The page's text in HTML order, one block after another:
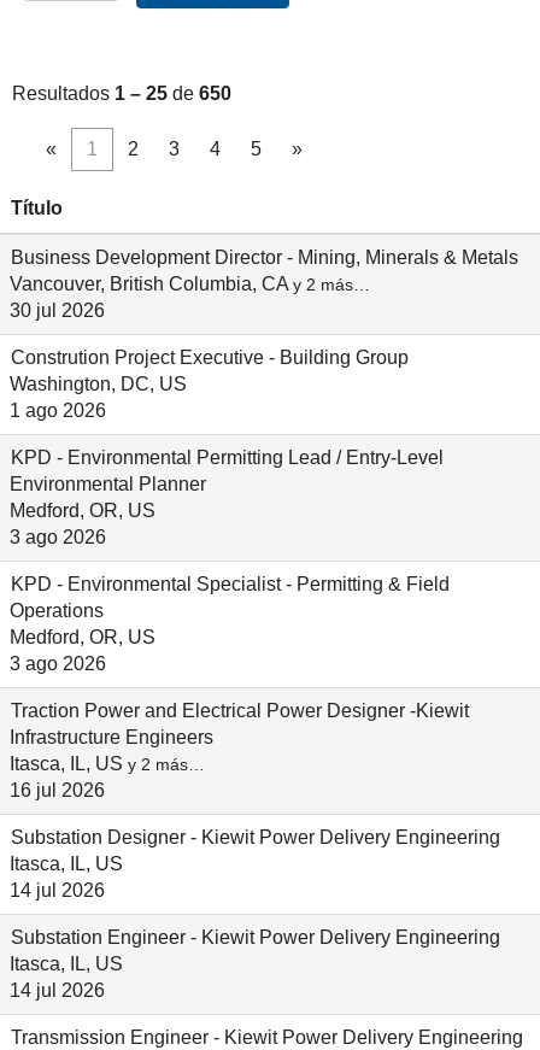
Resultados 1 – 25 de 650
« 1 2 3 4 5 »
Título
Business Development Director - Mining, Minerals & Metals
Vancouver, British Columbia, CA y 2 más…
30 jul 2026
Constrution Project Executive - Building Group
Washington, DC, US
1 ago 2026
KPD - Environmental Permitting Lead / Entry-Level
Environmental Planner
Medford, OR, US
3 ago 2026
KPD - Environmental Specialist - Permitting & Field
Operations
Medford, OR, US
3 ago 2026
Traction Power and Electrical Power Designer -Kiewit
Infrastructure Engineers
Itasca, IL, US y 2 más…
16 jul 2026
Substation Designer - Kiewit Power Delivery Engineering
Itasca, IL, US
14 jul 2026
Substation Engineer - Kiewit Power Delivery Engineering
Itasca, IL, US
14 jul 2026
Transmission Engineer - Kiewit Power Delivery Engineering